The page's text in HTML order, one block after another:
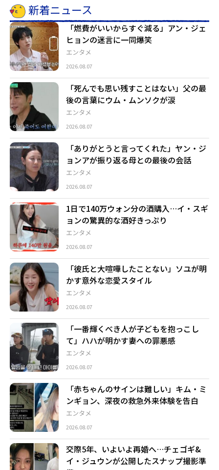
新着ニュース
エンタメ
「燃費がいいからすぐ減る」アン・ジェ
ヒョンの迷言に一同爆笑
2026.08.07
エンタメ
「死んでも思い残すことはない」父の最
後の言葉にウム・ムンソクが涙
2026.08.07
エンタメ
「ありがとうと言ってくれた」ヤン・ジ
ョンアが振り返る母との最後の会話
2026.08.07
エンタメ
1日で140万ウォン分の酒購入…イ・スギ
ョンの驚異的な酒好きっぷり
2026.08.07
エンタメ
「彼氏と大喧嘩したことない」ソユが明
かす意外な恋愛スタイル
2026.08.07
エンタメ
「一番輝くべき人が子どもを抱っこし
て」ハハが明かす妻への罪悪感
2026.08.07
エンタメ
「赤ちゃんのサインは難しい」キム・ミ
ンギョン、深夜の救急外来体験を告白
2026.08.07
交際5年、いよいよ再婚へ…チェゴギ&
イ・ジュウンが公開したスナップ撮影準